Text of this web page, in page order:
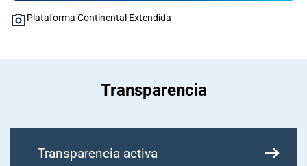
Plataforma Continental Extendida
Transparencia
Transparencia activa